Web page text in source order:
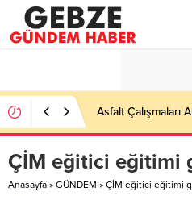
Asfalt Çalışmaları
ÇİM eğitici eğitimi
Anasayfa » GÜNDEM » ÇİM eğitici eğitimi